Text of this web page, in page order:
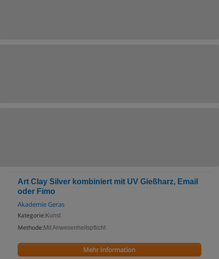
Art Clay Silver kombiniert mit UV Gießharz, Email
oder Fimo
Akademie Geras
Kategorie: Kunst
Methode: Mit Anwesenheitspflicht
Mehr Information